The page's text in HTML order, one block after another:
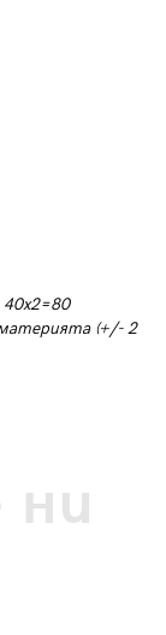
(+/- 2
ни